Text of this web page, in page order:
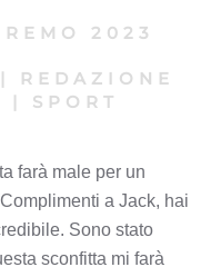
2023
|
REDAZIONE
| SPORT
farà male per un
a Jack, hai
Sono stato
sconfitta mi farà